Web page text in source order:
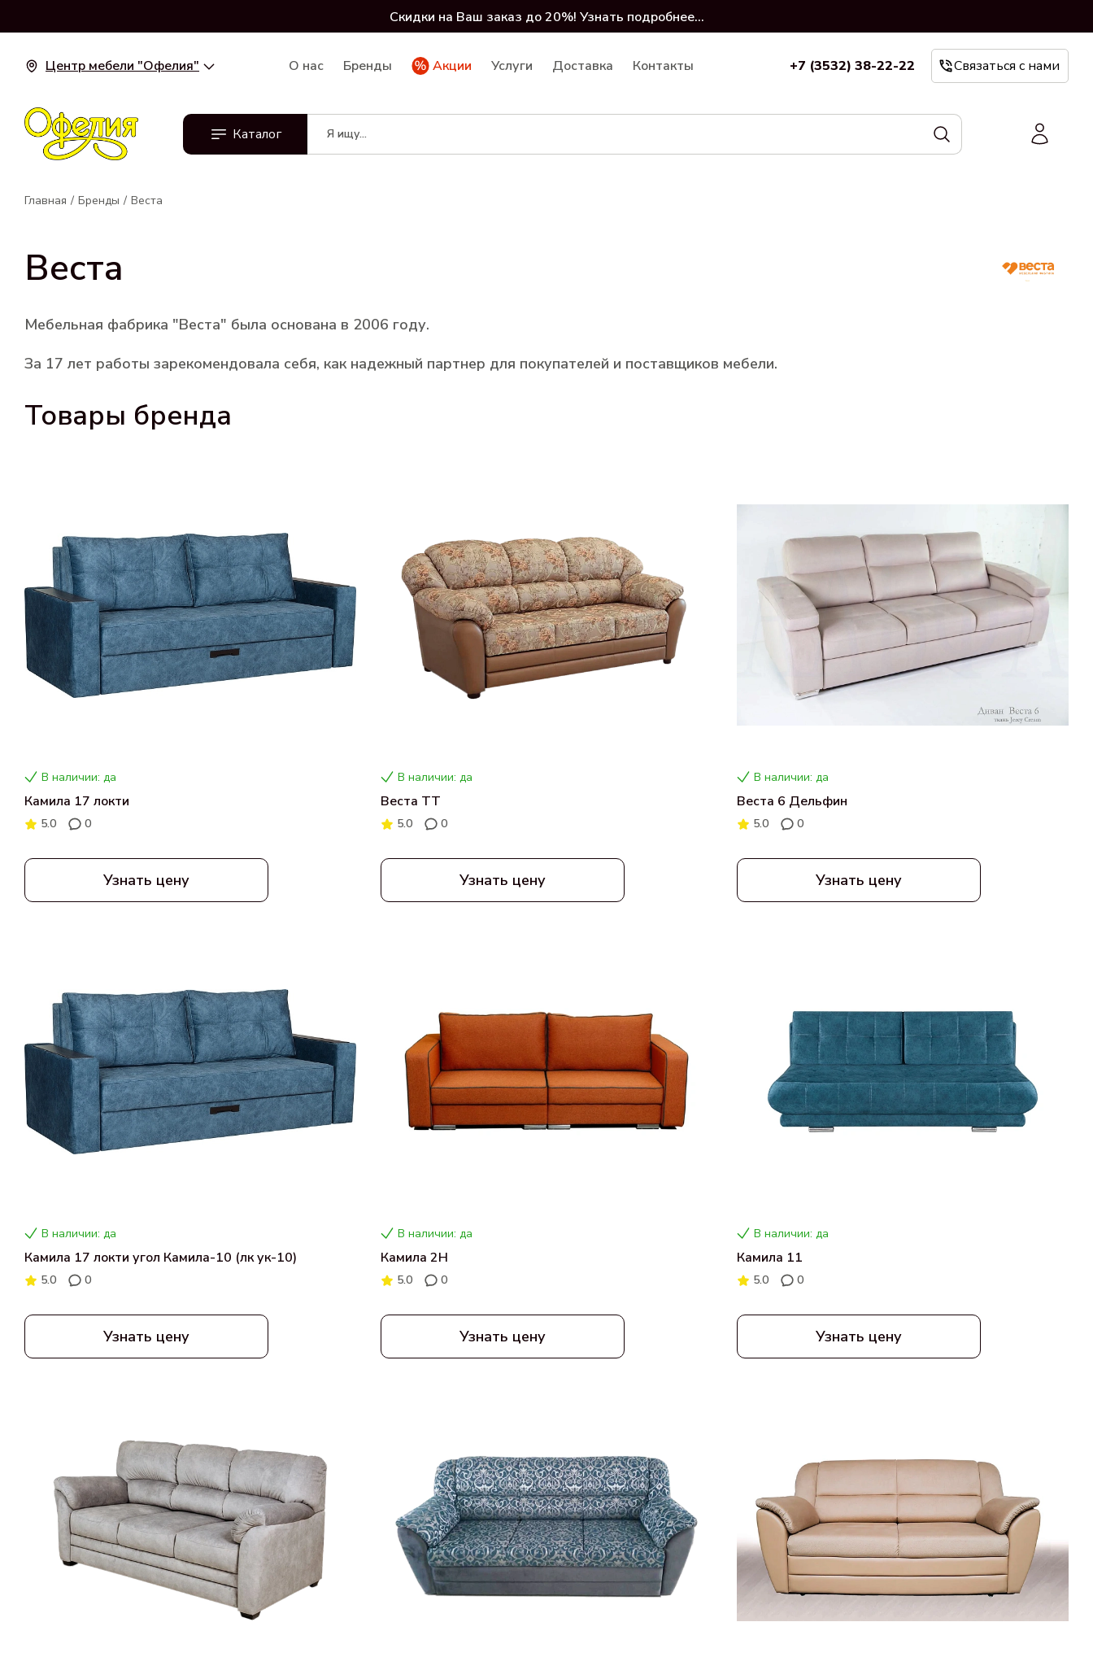
Скидки на Ваш заказ до 20%! Узнать подробнее...
Центр мебели "Офелия" О нас Бренды Акции Услуги Доставка Контакты +7 (3532) 38-22-22 Связаться с нами
Каталог
Главная Бренды Веста
Веста
Мебельная фабрика "Веста" была основана в 2006 году.
За 17 лет работы зарекомендовала себя, как надежный партнер для покупателей и поставщиков мебели.
Товары бренда
В наличии: да
Камила 17 локти
5.0 0
Узнать цену
В наличии: да
Веста ТТ
5.0 0
Узнать цену
В наличии: да
Веста 6 Дельфин
5.0 0
Узнать цену
В наличии: да
Камила 17 локти угол Камила-10 (лк ук-10)
5.0 0
Узнать цену
В наличии: да
Камила 2H
5.0 0
Узнать цену
В наличии: да
Камила 11
5.0 0
Узнать цену